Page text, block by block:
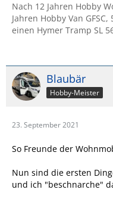
Nach 12 Jahren Hobby
Jahren Hobby Van
einen Hymer Tramp SL
Blaubär
Hobby-Meister
23. September 2021
So Freunde der
Nun sind die ersten
und ich "beschnarche"